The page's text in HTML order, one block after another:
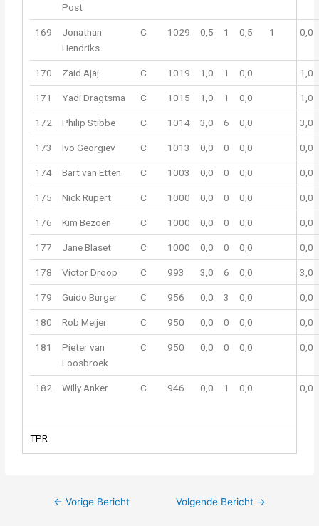
Post
169
Jonathan
Hendriks
C 1029 0,5 1 0,5 1 0,0
170 Zaid Ajaj C 1019 1,0 1 0,0 1,0
171 Yadi Dragtsma C 1015 1,0 1 0,0 1,0
172 Philip Stibbe C 1014 3,0 6 0,0 3,0
173 Ivo Georgiev C 1013 0,0 0 0,0 0,0
174 Bart van Etten C 1003 0,0 0 0,0 0,0
175 Nick Rupert C 1000 0,0 0 0,0 0,0
176 Kim Bezoen C 1000 0,0 0 0,0 0,0
177 Jane Blaset C 1000 0,0 0 0,0 0,0
178 Victor Droop C 993 3,0 6 0,0 3,0
179 Guido Burger C 956 0,0 3 0,0 0,0
180 Rob Meijer C 950 0,0 0 0,0 0,0
181
Pieter van
Loosbroek
C 950 0,0 0 0,0 0,0
182 Willy Anker C 946 0,0 1 0,0 0,0
TPR
← Vorige Bericht Volgende Bericht →